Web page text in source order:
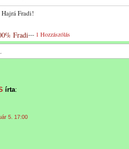
Hajrá Fradi!
Fradi--- 1 Hozzászólás
írta:
5. 17:00